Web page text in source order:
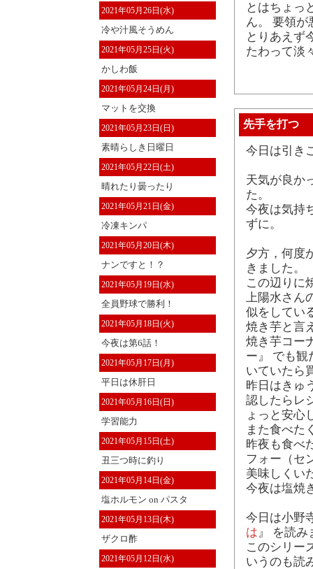
2021年05月26日(水)
冷や汁風そうめん
2021年05月25日(火)
かしわ飯
2021年05月24日(月)
マットを交換
2021年05月23日(日)
素晴らしき日曜日
2021年05月22日(土)
晴れたり曇ったり
2021年05月21日(金)
冷凍キンパ
2021年05月20日(木)
ナンですと！？
2021年05月19日(水)
全員野球で勝利！
2021年05月18日(火)
今夜は第6話！
2021年05月17日(月)
平日は休肝日
2021年05月16日(日)
学習能力
2021年05月15日(土)
丑三つ時に釣り
2021年05月14日(金)
塩ホルモン on パスタ
2021年05月13日(木)
ザクロ酢
2021年05月12日(水)
とはちょっ
ん。 要領が
とりあえず
たわって淡
先手を打つ
今日は引き
天気が良か
た。
今夜は気持
ずに。
夕方，何度
きました。
この辺りに
上陽水さん
似をしてい
焼き芋と言
焼き芋コー
ー』 でも観
いていたら
昨日はきゅ
認したらレ
ょっと安心
また食べた
昨夜も食べ
フォー（セ
美味しくい
今夜は塩焼
今日は小野
は』 を読み
このシリー
いうのも読